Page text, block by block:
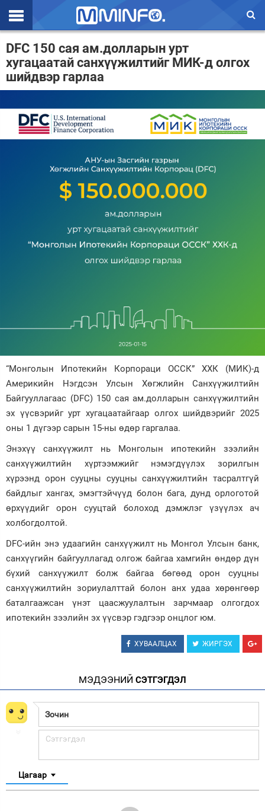
Эхлэл
Цаг агаар
Валют ханш
Улс төр
Эдийн засаг
DFC 150 сая ам.долларын урт
хугацаатай санхүүжилтийг МИК-д олгох
шийдвэр гарлаа
“Монголын Ипотекийн Корпораци ОССК” ХХК (МИК)-д
Америкийн Нэгдсэн Улсын Хөгжлийн Санхүүжилтийн
Байгууллагаас (DFC) 150 сая ам.долларын санхүүжилтийн
эх үүсвэрийг урт хугацаатайгаар олгох шийдвэрийг 2025
оны 1 дүгээр сарын 15-ны өдөр гаргалаа.
Энэхүү санхүүжилт нь Монголын ипотекийн зээлийн
санхүүжилтийн хүртээмжийг нэмэгдүүлэх зорилгын
хүрээнд орон сууцны сууцны санхүүжилтийн тасралтгүй
байдлыг хангах, эмэгтэйчүүд болон бага, дунд орлоготой
өрхүүдийг орон сууцтай болоход дэмжлэг үзүүлэх ач
холбогдолтой.
DFC-ийн энэ удаагийн санхүүжилт нь Монгол Улсын банк,
санхүүгийн байгууллагад олгож байгаа хамгийн өндөр дүн
бүхий санхүүжилт болж байгаа бөгөөд орон сууцны
санхүүжилтийн зориулалттай болон анх удаа хөрөнгөөр
баталгаажсан үнэт цааcжуулалтын зарчмаар олгогдох
ипотекийн зээлийн эх үүсвэр гэдгээр онцлог юм.
ХУВААЛЦАХ ЖИРГЭХ
МЭДЭЭНИЙ СЭТГЭГДЭЛ
Цагаар